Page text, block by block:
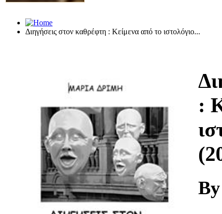
Διηγήσεις στον καθρέφτη : Κείμενα από το ιστολόγιο...
: